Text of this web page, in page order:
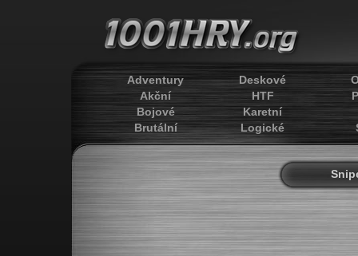
Adventury
Akční
Bojové
Brutální
Deskové
HTF
Karetní
Logické